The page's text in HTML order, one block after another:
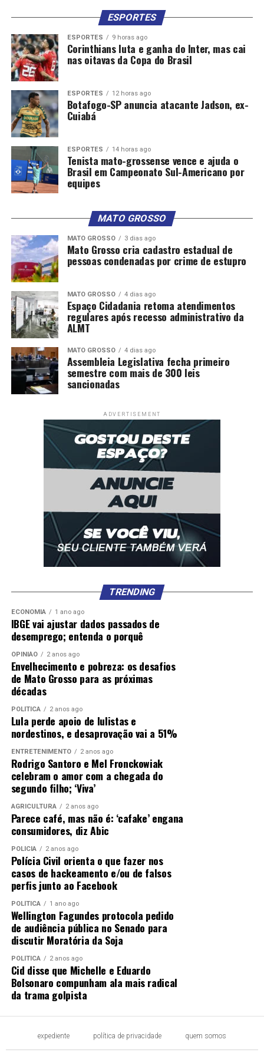
Comentários
RELATED TOPICS: ACELERAR
COGNITIVO
DECLÍNIO DEMÊNCIA
PACIENTES
PODEM SAÚDE
UP NEXT
Técnica simples pode aliviar a pressão nos ouvidos
durante voos; entenda
ESPORTES
ESPORTES 9 horas ago
Corinthians luta e ganha do Inter, mas cai
nas oitavas da Copa do Brasil
ESPORTES 12 horas ago
Botafogo-SP anuncia atacante Jadson, ex-
Cuiabá
ESPORTES 14 horas ago
Tenista mato-grossense vence e ajuda o
Brasil em Campeonato Sul-Americano por
equipes
MATO GROSSO
MATO GROSSO 3 dias ago
Mato Grosso cria cadastro estadual de
pessoas condenadas por crime de estupro
MATO GROSSO 4 dias ago
Espaço Cidadania retoma atendimentos
regulares após recesso administrativo da
ALMT
MATO GROSSO 4 dias ago
Assembleia Legislativa fecha primeiro
semestre com mais de 300 leis
sancionadas
ADVERTISEMENT
TRENDING
ECONOMIA 1 ano ago
IBGE vai ajustar dados passados de
desemprego; entenda o porquê
OPINIÃO 2 anos ago
Envelhecimento e pobreza: os desafios
de Mato Grosso para as próximas
décadas
POLÍTICA 2 anos ago
Lula perde apoio de lulistas e
nordestinos, e desaprovação vai a 51%
ENTRETENIMENTO 2 anos ago
Rodrigo Santoro e Mel Fronckowiak
celebram o amor com a chegada do
segundo filho; ‘Viva’
AGRICULTURA 2 anos ago
Parece café, mas não é: ‘cafake’ engana
consumidores, diz Abic
POLÍCIA 2 anos ago
Polícia Civil orienta o que fazer nos
casos de hackeamento e/ou de falsos
perfis junto ao Facebook
POLÍTICA 1 ano ago
Wellington Fagundes protocola pedido
de audiência pública no Senado para
discutir Moratória da Soja
POLÍTICA 2 anos ago
Cid disse que Michelle e Eduardo
Bolsonaro compunham ala mais radical
da trama golpista
expediente política de privacidade quem somos